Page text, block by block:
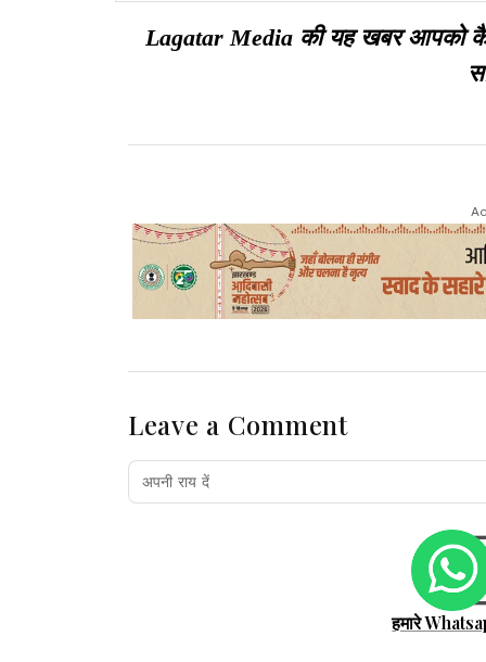
Lagatar Media की यह खबर आपको
Leave a Comment
हमारे